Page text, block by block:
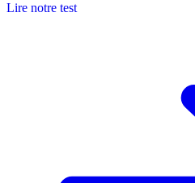
Lire notre test